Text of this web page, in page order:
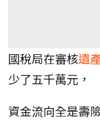
國稅局在審核遺
少了五千萬元，
資金流向全是壽